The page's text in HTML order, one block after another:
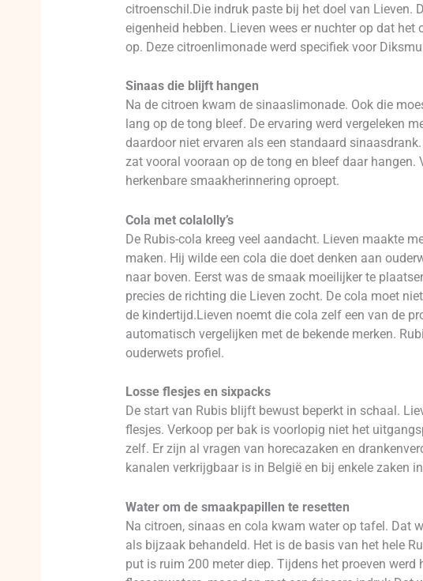
citroenschil.Die indruk paste bij het doel van Lieven.
eigenheid hebben. Lieven wees er nuchter op dat
op. Deze citroenlimonade werd specifiek voor
Sinaas die blijft hangen
Na de citroen kwam de sinaaslimonade. Ook die
lang op de tong bleef. De ervaring werd vergeleken
daardoor niet ervaren als een standaard
zat vooral vooraan op de tong en bleef daar hangen.
herkenbare smaakherinnering oproept.
Cola met colalolly’s
De Rubis-cola kreeg veel aandacht. Lieven maakte
maken. Hij wilde een cola die doet denken aan
naar boven. Eerst was de smaak moeilijker te
precies de richting die Lieven zocht. De cola moet
de kindertijd.Lieven noemt die cola zelf een van de
automatisch vergelijken met de bekende merken.
ouderwets profiel.
Losse flesjes en sixpacks
De start van Rubis blijft bewust beperkt in schaal.
flesjes. Verkoop per bak is voorlopig niet het
zelf. Er zijn al vragen van horecazaken en
kanalen verkrijgbaar is in België en bij enkele zaken
Water om de smaakpapillen te resetten
Na citroen, sinaas en cola kwam water op tafel. Dat
als bijzaak behandeld. Het is de basis van het hele
put is ruim 200 meter diep. Tijdens het proeven